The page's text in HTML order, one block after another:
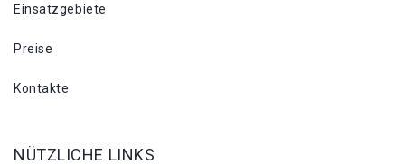
Einsatzgebiete
Preise
Kontakte
NÜTZLICHE LINKS